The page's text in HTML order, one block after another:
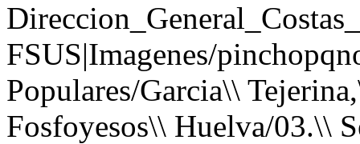
FSUS|Imagenes/
Populares/Garcia\\
Fosfoyesos\\ Huelva/03.\\